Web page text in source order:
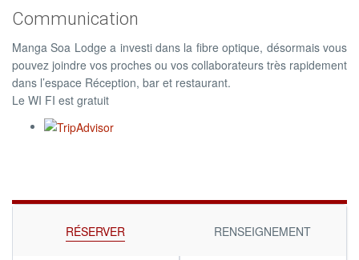
Communication
Manga Soa Lodge a investi dans la fibre optique, désormais vous
pouvez joindre vos proches ou vos collaborateurs très rapidement
dans l’espace Réception, bar et restaurant.
Le WI FI est gratuit
RÉSERVER RENSEIGNEMENT